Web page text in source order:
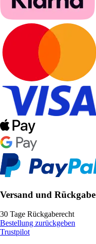
Versand und Rückgabe
30 Tage Rückgaberecht
Bestellung zurückgeben
Trustpilot